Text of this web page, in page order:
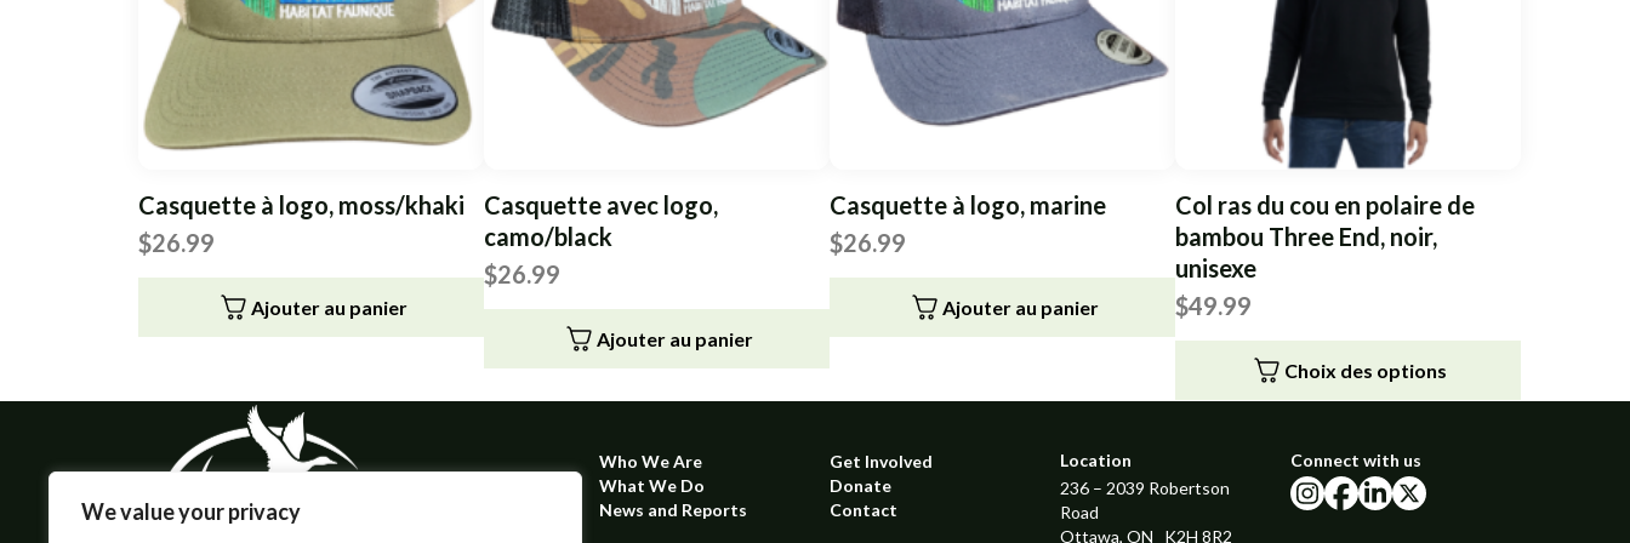
We value your privacy
Casquette à logo, moss/khaki
$26.99
Ajouter au panier
Casquette avec logo,
camo/black
$26.99
Ajouter au panier
Casquette à logo, marine
$26.99
Ajouter au panier
Col ras du cou en polaire de
bambou Three End, noir,
unisexe
$49.99
Choix des options
plusieurs
variations.
Who We Are
What We Do
News and Reports
Get Involved
Donate
Contact
Location
236 – 2039 Robertson
Road
Ottawa, ON K2H 8R2
Connect with us
instagramfacebook
linkedin
x